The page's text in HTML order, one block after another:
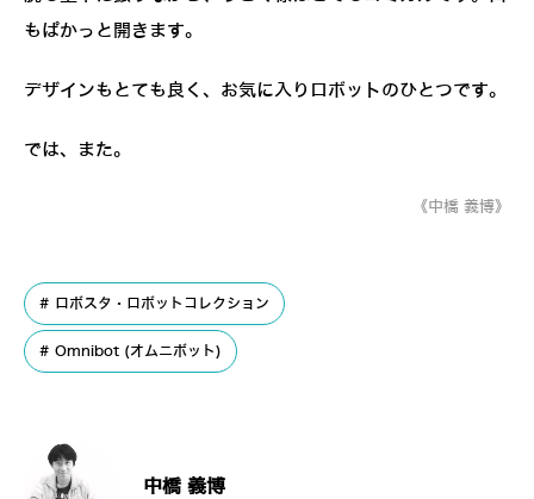
もぱかっと開きます。
デザインもとても良く、お気に入りロボットのひとつです。
では、また。
《中橋 義博》
ロボスタ・ロボットコレクション
Omnibot (オムニボット)
中橋 義博